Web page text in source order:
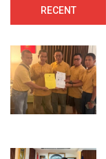
RECENT